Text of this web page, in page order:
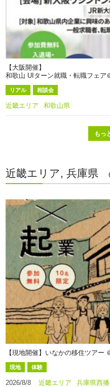
【大阪開催】
和歌山 UIターン就職・転職フェア
リアル 相談会
近畿エリア 和歌山県
近畿エリア, 兵庫県
【現地開催】いなかの移住ツア
現地 体験
2026/8/8 近畿エリア 兵庫県西